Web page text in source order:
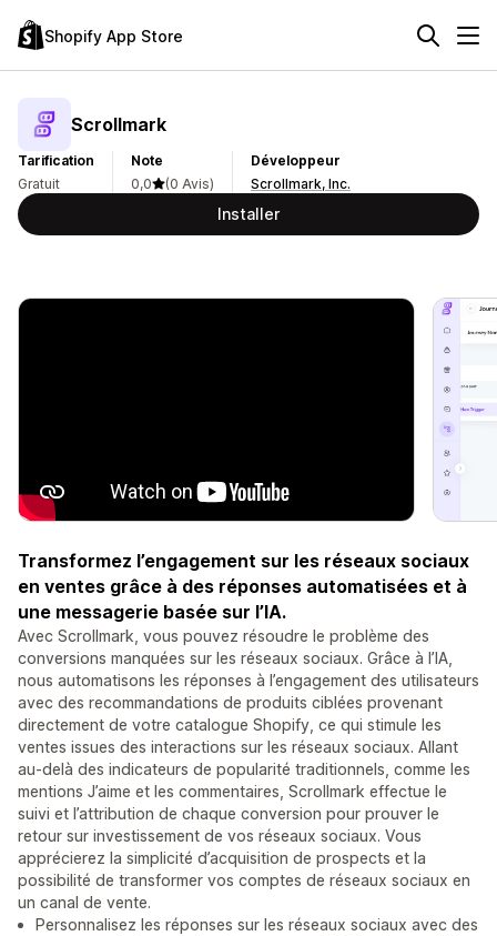
Shopify App Store
Scrollmark
Tarification
Gratuit
Note
0,0
(0 Avis)
Développeur
Scrollmark, Inc.
Installer
Transformez l’engagement sur les réseaux sociaux
en ventes grâce à des réponses automatisées et à
une messagerie basée sur l’IA.
Avec Scrollmark, vous pouvez résoudre le problème des
conversions manquées sur les réseaux sociaux. Grâce à l’IA,
nous automatisons les réponses à l’engagement des utilisateurs
avec des recommandations de produits ciblées provenant
directement de votre catalogue Shopify, ce qui stimule les
ventes issues des interactions sur les réseaux sociaux. Allant
au-delà des indicateurs de popularité traditionnels, comme les
mentions J’aime et les commentaires, Scrollmark effectue le
suivi et l’attribution de chaque conversion pour prouver le
retour sur investissement de vos réseaux sociaux. Vous
apprécierez la simplicité d’acquisition de prospects et la
possibilité de transformer vos comptes de réseaux sociaux en
un canal de vente.
Personnalisez les réponses sur les réseaux sociaux avec des